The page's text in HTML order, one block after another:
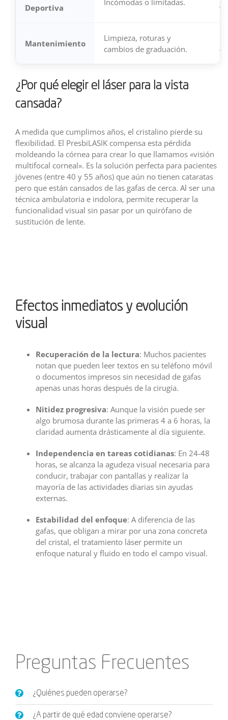
Deportiva
Incómodas o limitadas.
Mantenimiento
Limpieza, roturas y
cambios de graduación.
¿Por qué elegir el láser para la vista
cansada?
A medida que cumplimos años, el cristalino pierde su
flexibilidad. El PresbiLASIK compensa esta pérdida
moldeando la córnea para crear lo que llamamos «visión
multifocal corneal». Es la solución perfecta para pacientes
jóvenes (entre 40 y 55 años) que aún no tienen cataratas
pero que están cansados de las gafas de cerca. Al ser una
técnica ambulatoria e indolora, permite recuperar la
funcionalidad visual sin pasar por un quirófano de
sustitución de lente.
Efectos inmediatos y evolución
visual
Recuperación de la lectura: Muchos pacientes
notan que pueden leer textos en su teléfono móvil
o documentos impresos sin necesidad de gafas
apenas unas horas después de la cirugía.
Nitidez progresiva: Aunque la visión puede ser
algo brumosa durante las primeras 4 a 6 horas, la
claridad aumenta drásticamente al día siguiente.
Independencia en tareas cotidianas: En 24-48
horas, se alcanza la agudeza visual necesaria para
conducir, trabajar con pantallas y realizar la
mayoría de las actividades diarias sin ayudas
externas.
Estabilidad del enfoque: A diferencia de las
gafas, que obligan a mirar por una zona concreta
del cristal, el tratamiento láser permite un
enfoque natural y fluido en todo el campo visual.
Preguntas Frecuentes
¿Quiénes pueden operarse?
¿A partir de qué edad conviene operarse?